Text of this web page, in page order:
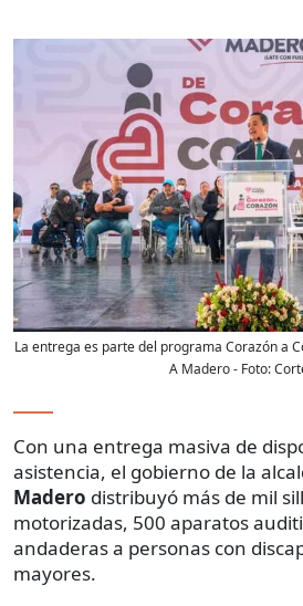
La entrega es parte del programa Corazón a
A Madero- Foto:
Con una entrega masiva de
asistencia, el gobierno de la
Madero distribuyó más de mil
motorizadas, 500 aparatos
andaderas a personas con
mayores.